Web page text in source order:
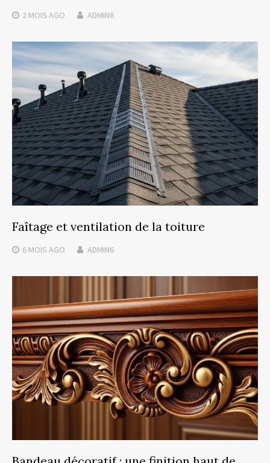
2 MOIS AGO ADMIN6
Faîtage et ventilation de la toiture
6 MOIS AGO ADMIN6